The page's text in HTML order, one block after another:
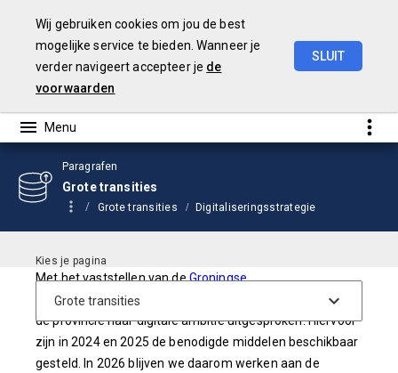
Wij gebruiken cookies om jou de best
mogelijke service te bieden. Wanneer je
verder navigeert accepteer je de
voorwaarden
SLUIT
Paragrafen
Grote transities
Grote transities Digitaliseringsstrategie
Met het vaststellen van deGroningse
Digitaliseringsstrategie
door uw Staten eind 2021, heeft
de provincie haar digitale ambitie uitgesproken. Hiervoor
zijn in 2024 en 2025 de benodigde middelen beschikbaar
gesteld. In 2026 blijven we daarom werken aan de